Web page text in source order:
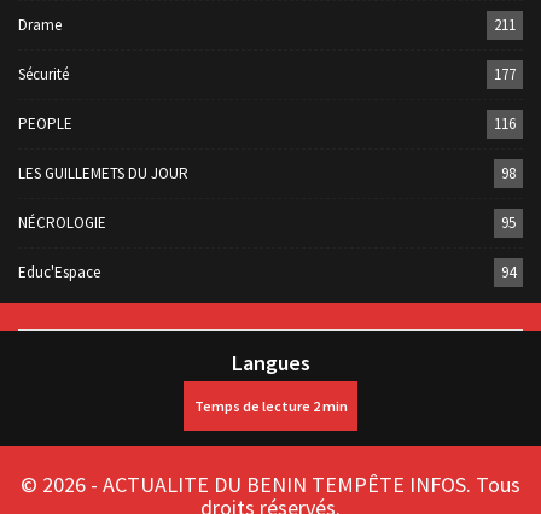
Drame 211
Sécurité 177
PEOPLE 116
LES GUILLEMETS DU JOUR 98
NÉCROLOGIE 95
Educ'Espace 94
Langues
© 2026 - ACTUALITE DU BENIN TEMPÊTE INFOS. Tous
droits réservés.